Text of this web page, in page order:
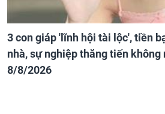
3 con giáp 'lĩnh hội tài lộc', tiền
nhà, sự nghiệp thăng tiến không
8/8/2026